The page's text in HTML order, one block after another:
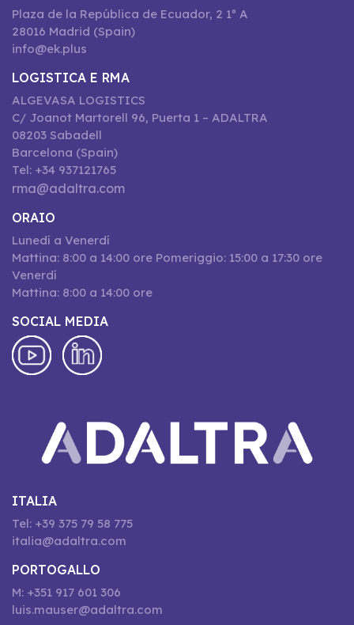
Plaza de la República de Ecuador, 2 1º A
28016 Madrid (Spain)
info@ek.plus
LOGISTICA E RMA
ALGEVASA LOGISTICS
C/ Joanot Martorell 96, Puerta 1 – ADALTRA
08203 Sabadell
Barcelona (Spain)
Tel: +34 937121765
rma@adaltra.com
ORAIO
Lunedí a Venerdí
Mattina: 8:00 a 14:00 ore Pomeriggio: 15:00 a 17:30 ore
Venerdí
Mattina: 8:00 a 14:00 ore
SOCIAL MEDIA
ITALIA
Tel: +39 375 79 58 775
italia@adaltra.com
PORTOGALLO
M: +351 917 601 306
luis.mauser@adaltra.com